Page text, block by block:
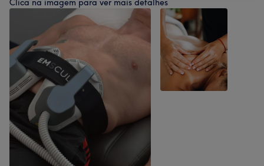
Clica na imagem para ver mais detalhes